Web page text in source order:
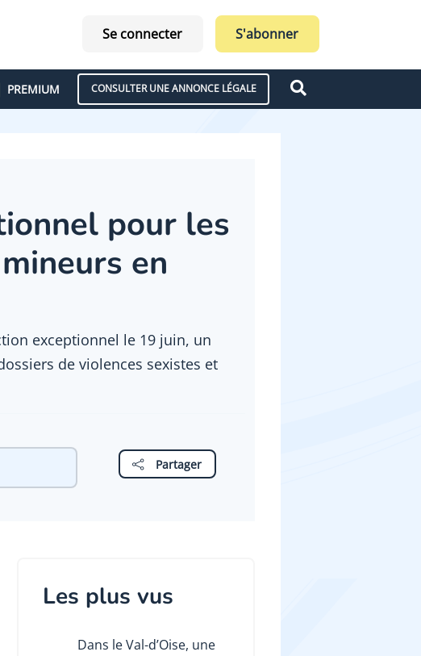
Se connecter S'abonner
PREMIUM CONSULTER UNE ANNONCE LÉGALE
pour les
en
exceptionnel le 19 juin, un
de violences sexistes et
Partager
Les plus vus
Dans le Val-d’Oise, une